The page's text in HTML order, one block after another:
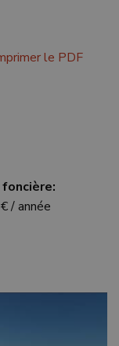
le PDF
/ année